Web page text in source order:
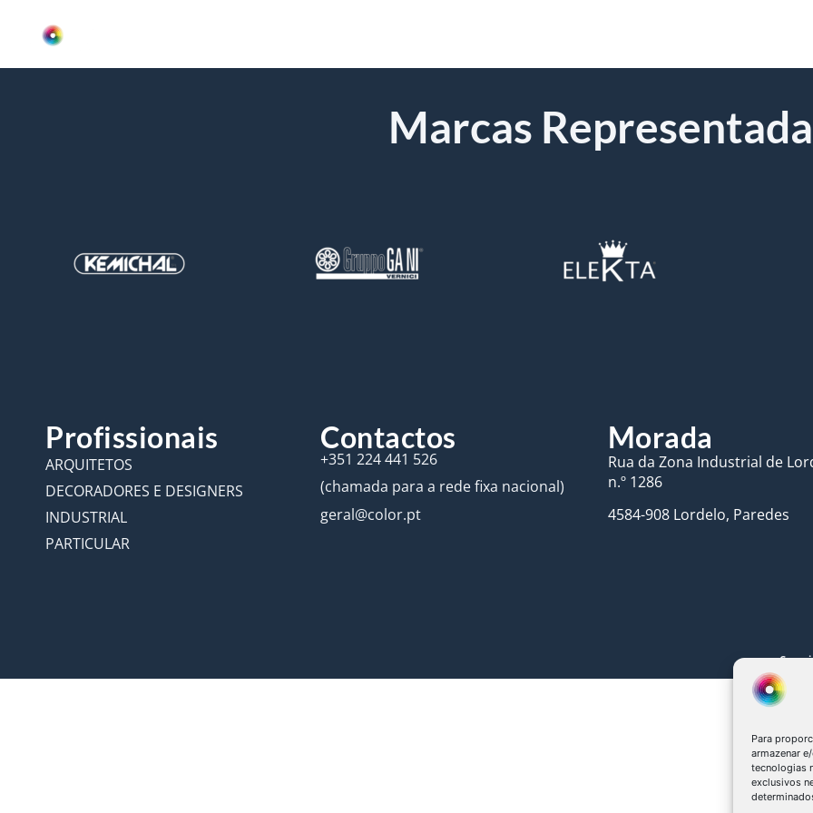
Para
armazenar
tecnologias
exclusivos
Marcas
Profissionais
ARQUITETOS
DECORADORES E DESIGNERS
INDUSTRIAL
PARTICULAR
Contactos
+351 224 441 526
(chamada para a rede fixa nacional)
geral@color.pt
Morada
Rua da Zona Industrial de
n.º 1286
4584-908 Lordelo, Paredes